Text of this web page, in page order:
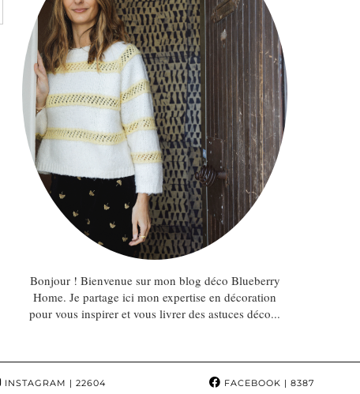
Bonjour ! Bienvenue sur mon blog déco Blueberry
Home. Je partage ici mon expertise en décoration
pour vous inspirer et vous livrer des astuces déco...
INSTAGRAM | 22604 FACEBOOK | 8387